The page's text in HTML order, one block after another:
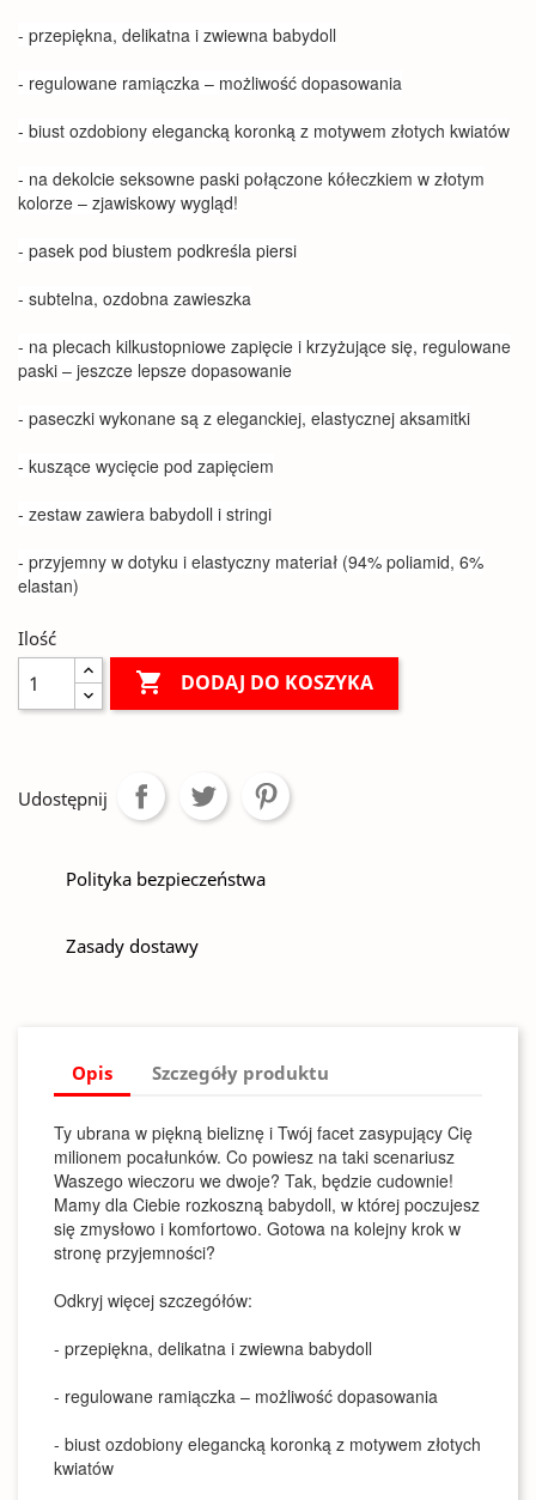
- przepiękna, delikatna i zwiewna babydoll
- regulowane ramiączka – możliwość dopasowania
- biust ozdobiony elegancką koronką z motywem złotych kwiatów
- na dekolcie seksowne paski połączone kółeczkiem w złotym
kolorze – zjawiskowy wygląd!
- pasek pod biustem podkreśla piersi
- subtelna, ozdobna zawieszka
- na plecach kilkustopniowe zapięcie i krzyżujące się, regulowane
paski – jeszcze lepsze dopasowanie
- paseczki wykonane są z eleganckiej, elastycznej aksamitki
- kuszące wycięcie pod zapięciem
- zestaw zawiera babydoll i stringi
- przyjemny w dotyku i elastyczny materiał (94% poliamid, 6%
elastan)
Ilość
 DODAJ DO KOSZYKA
Udostępnij
Polityka bezpieczeństwa
Zasady dostawy
Opis Szczegóły produktu
Ty ubrana w piękną bieliznę i Twój facet zasypujący Cię
milionem pocałunków. Co powiesz na taki scenariusz
Waszego wieczoru we dwoje? Tak, będzie cudownie!
Mamy dla Ciebie rozkoszną babydoll, w której poczujesz
się zmysłowo i komfortowo. Gotowa na kolejny krok w
stronę przyjemności?
Odkryj więcej szczegółów:
- przepiękna, delikatna i zwiewna babydoll
- regulowane ramiączka – możliwość dopasowania
- biust ozdobiony elegancką koronką z motywem złotych
kwiatów